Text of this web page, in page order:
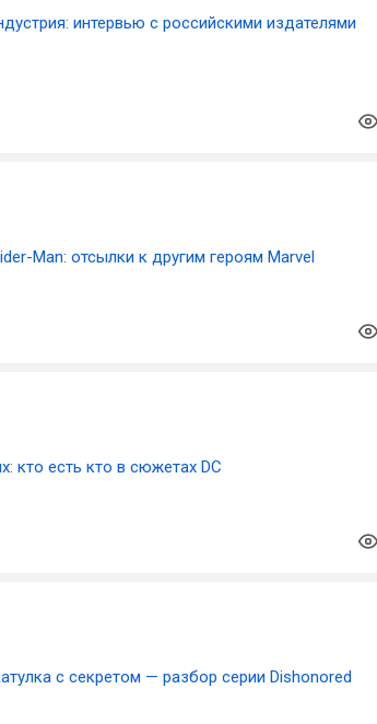
интервью с российскими издателями
Man: отсылки к другим героям Marvel
кто есть кто в сюжетах DC
с секретом — разбор серии Dishonored